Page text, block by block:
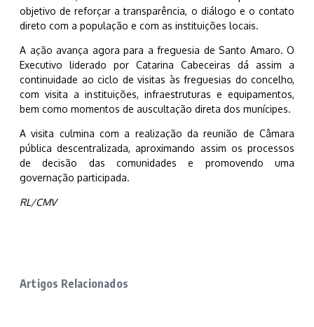
objetivo de reforçar a transparência, o diálogo e o contato
direto com a população e com as instituições locais.
A ação avança agora para a freguesia de Santo Amaro. O
Executivo liderado por Catarina Cabeceiras dá assim a
continuidade ao ciclo de visitas às freguesias do concelho,
com visita a instituições, infraestruturas e equipamentos,
bem como momentos de auscultação direta dos munícipes.
A visita culmina com a realização da reunião de Câmara
pública descentralizada, aproximando assim os processos
de decisão das comunidades e promovendo uma
governação participada.
RL/CMV
Artigos Relacionados